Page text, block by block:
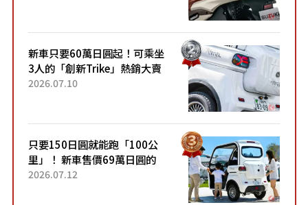
新車只要60萬日圓起！可乘坐
3人的「創新Trike」熱銷大賣
成為人氣車款！「養車成本真
2026.07.10
只要150日圓就能跑「100公
里」！ 新車售價69萬日圓的
「3人座」Trike大受歡迎！ 順
2026.07.12